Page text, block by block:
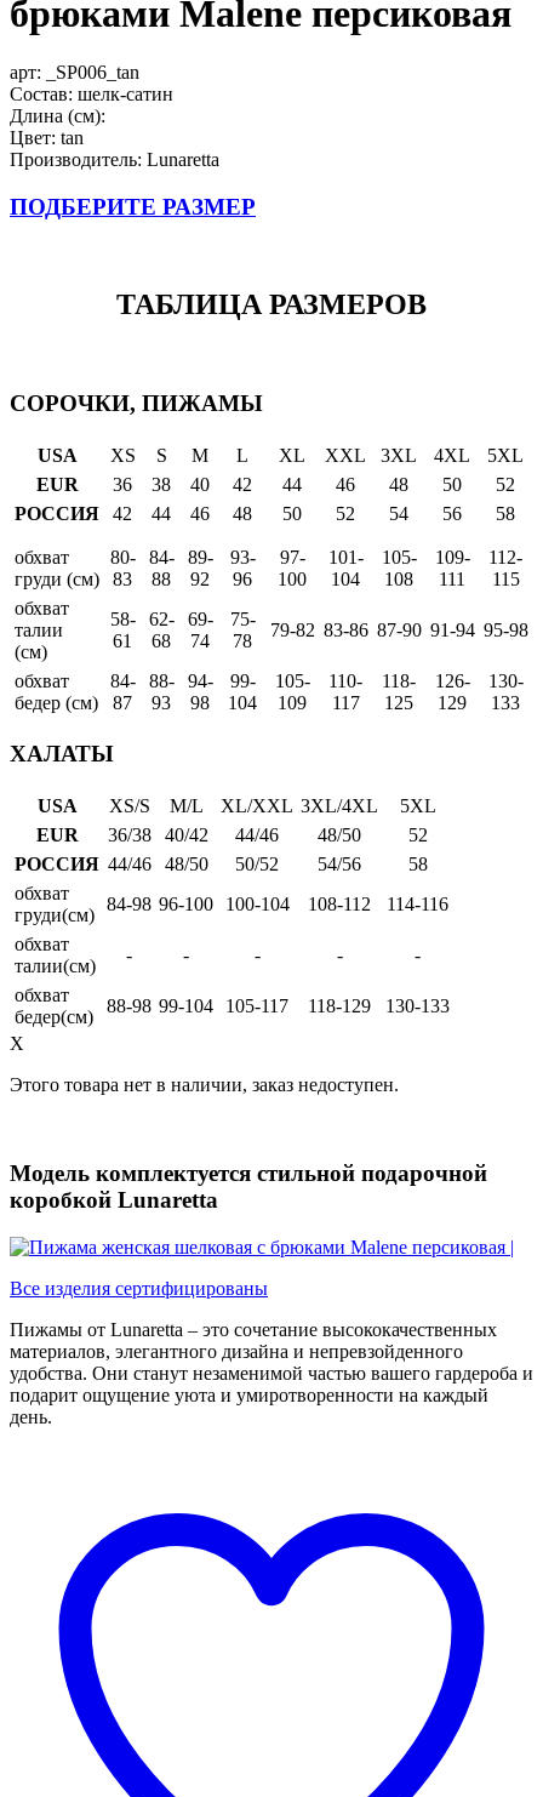
брюками Malene персиковая
арт:
_SP006_tan
Состав: шелк-сатин
Длина (см):
Цвет: tan
Производитель: Lunaretta
ПОДБЕРИТЕ РАЗМЕР
ТАБЛИЦА РАЗМЕРОВ
СОРОЧКИ, ПИЖАМЫ
USA XS S M L XL XXL 3XL 4XL
5XL
EUR
36 38 40 42 44 46 48 50
52
РОССИЯ
42 44 46 48 50 52 54 56 58
обхват
груди (см)
80-
83
84-
88
89-
92
93-
96
97-
100
101-
104
105-
108
109-
111
112-
115
обхват
талии
(см)
58-
61
62-
68
69-
74
75-
78
79-82 83-86 87-90 91-94 95-98
обхват
бедер (см)
84-
87
88-
93
94-
98
99-
104
105-
109
110-
117
118-
125
126-
129
130-
133
ХАЛАТЫ
USA XS/S M/L XL/XXL 3XL/4XL
5XL
EUR
36/38 40/42 44/46 48/50
52
РОССИЯ 44/46 48/50 50/52 54/56
58
обхват
груди(см)
84-98 96-100 100-104 108-112
114-116
обхват
талии(см)
- - - -
-
обхват
бедер(см)
88-98 99-104 105-117 118-129
130-133
X
Этого товара нет в наличии, заказ недоступен.
Модель комплектуется стильной подарочной
коробкой Lunaretta
Все изделия сертифицированы
Пижамы от Lunaretta – это сочетание высококачественных
материалов, элегантного дизайна и непревзойденного
удобства. Они станут незаменимой частью вашего гардероба и
подарит ощущение уюта и умиротворенности на каждый
день.